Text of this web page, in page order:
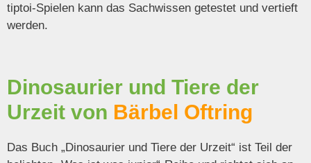
tiptoi-Spielen kann das Sachwissen getestet und vertieft
werden.
Dinosaurier und Tiere der
Urzeit von Bärbel Oftring
Das Buch „Dinosaurier und Tiere der Urzeit“ ist Teil der